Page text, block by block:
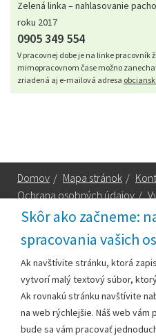
Skôr ako začneme:
spracovania vašich
Ak navštívite stránku, ktorá
vytvorí malý textový súbor,
Ak rovnakú stránku navštívite
na web rýchlejšie. Náš web
bude sa vám pracovať
Zelená linka – nahlasovanie
roku 2017
0905 349 554
V pracovnej dobe je na linke pracovník
mimopracovnom čase možno
zriadená aj e-mailová adresa
Domov / Mapa stránok /
Ochrana osobných údajov /
Technická podpora
Mestský úrad
Hlohovská
920 41